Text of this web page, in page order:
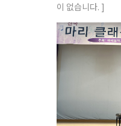
이 없습니다. ]